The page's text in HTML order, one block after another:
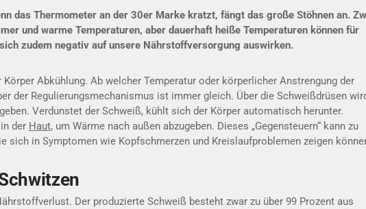
das Thermometer an der 30er Marke kratzt, fängt das große Stöhnen an.
und warme Temperaturen, aber dauerhaft heiße Temperaturen können für
zudem negativ auf unsere Nährstoffversorgung auswirken.
Abkühlung. Ab welcher Temperatur oder körperlicher Anstrengung der
der Regulierungsmechanismus ist immer gleich. Über die Schweißdrüsen
Verdunstet der Schweiß, kühlt sich der Körper automatisch herunter.
der Haut, um Wärme nach außen abzugeben. Dieses „Gegensteuern“ kann zu
sich in Symptomen wie Kopfschmerzen und Kreislaufproblemen zeigen
Der produzierte Schweiß besteht zwar zu über 99 Prozent aus